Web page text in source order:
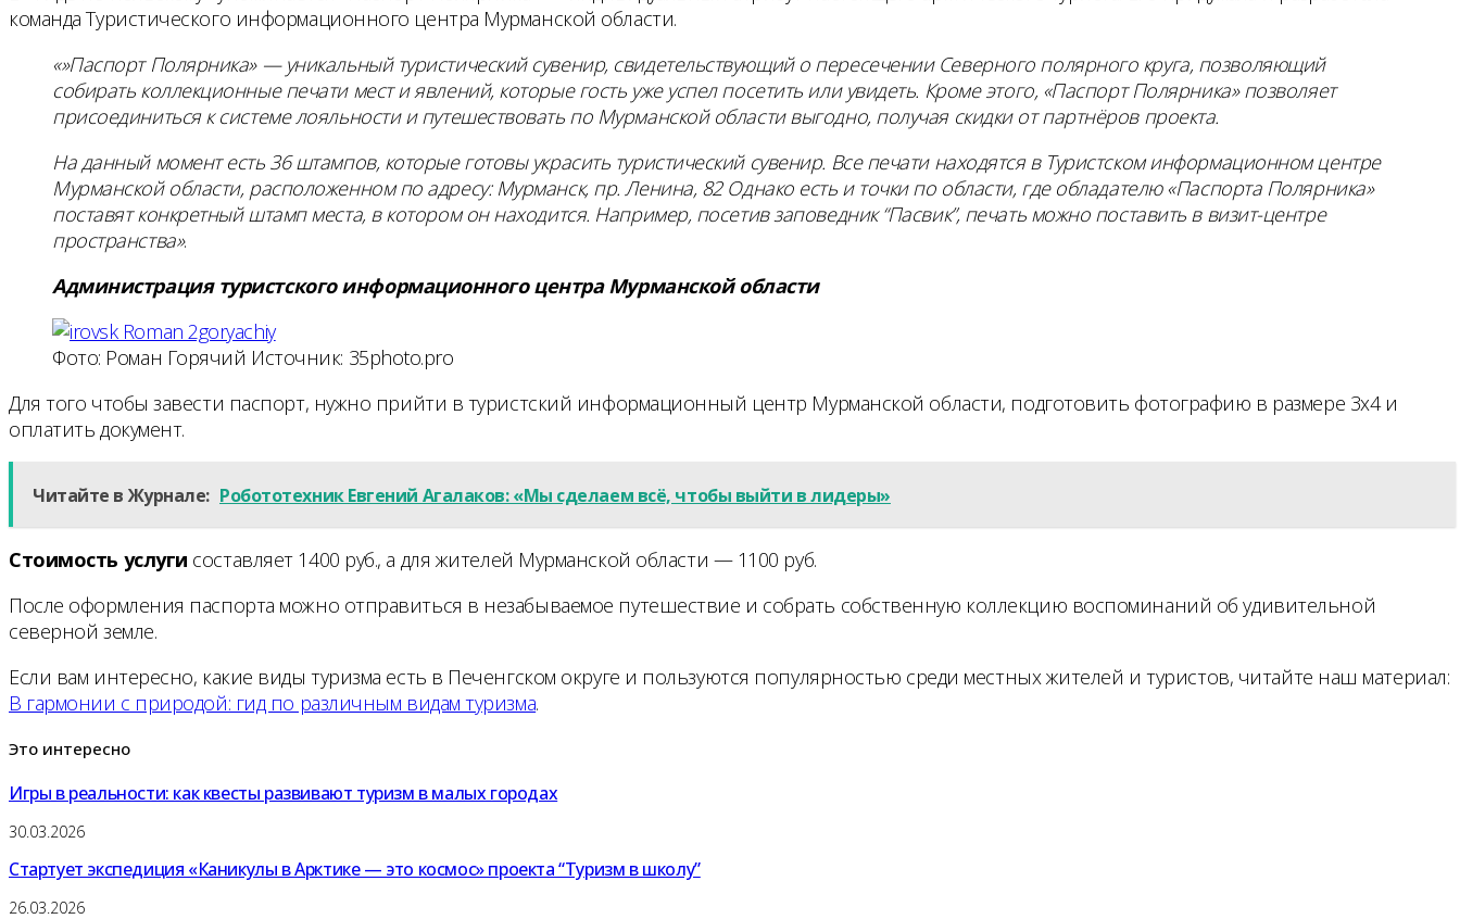
команда Туристического информационного центра Мурманской области.
«»Паспорт Полярника» — уникальный туристический сувенир, свидетельствующий о пересечении Северного полярного круга, позволяющий
собирать коллекционные печати мест и явлений, которые гость уже успел посетить или увидеть. Кроме этого, «Паспорт Полярника» позволяет
присоединиться к системе лояльности и путешествовать по Мурманской области выгодно, получая скидки от партнёров проекта.
На данный момент есть 36 штампов, которые готовы украсить туристический сувенир. Все печати находятся в Туристском информационном центре
Мурманской области, расположенном по адресу: Мурманск, пр. Ленина, 82 Однако есть и точки по области, где обладателю «Паспорта Полярника»
поставят конкретный штамп места, в котором он находится. Например, посетив заповедник “Пасвик”, печать можно поставить в визит-центре
пространства».
Администрация туристского информационного центра Мурманской области
Фото: Роман Горячий Источник: 35photo.pro
Для того чтобы завести паспорт, нужно прийти в туристский информационный центр Мурманской области, подготовить фотографию в размере 3х4 и
оплатить документ.
Читайте в Журнале: Робототехник Евгений Агалаков: «Мы сделаем всё, чтобы выйти в лидеры»
Стоимость услуги составляет 1400 руб., а для жителей Мурманской области — 1100 руб.
После оформления паспорта можно отправиться в незабываемое путешествие и собрать собственную коллекцию воспоминаний об удивительной
северной земле.
Если вам интересно, какие виды туризма есть в Печенгском округе и пользуются популярностью среди местных жителей и туристов, читайте наш материал:
В гармонии с природой: гид по различным видам туризма.
Это интересно
Игры в реальности: как квесты развивают туризм в малых городах
30.03.2026
Стартует экспедиция «Каникулы в Арктике — это космос» проекта “Туризм в школу”
26.03.2026